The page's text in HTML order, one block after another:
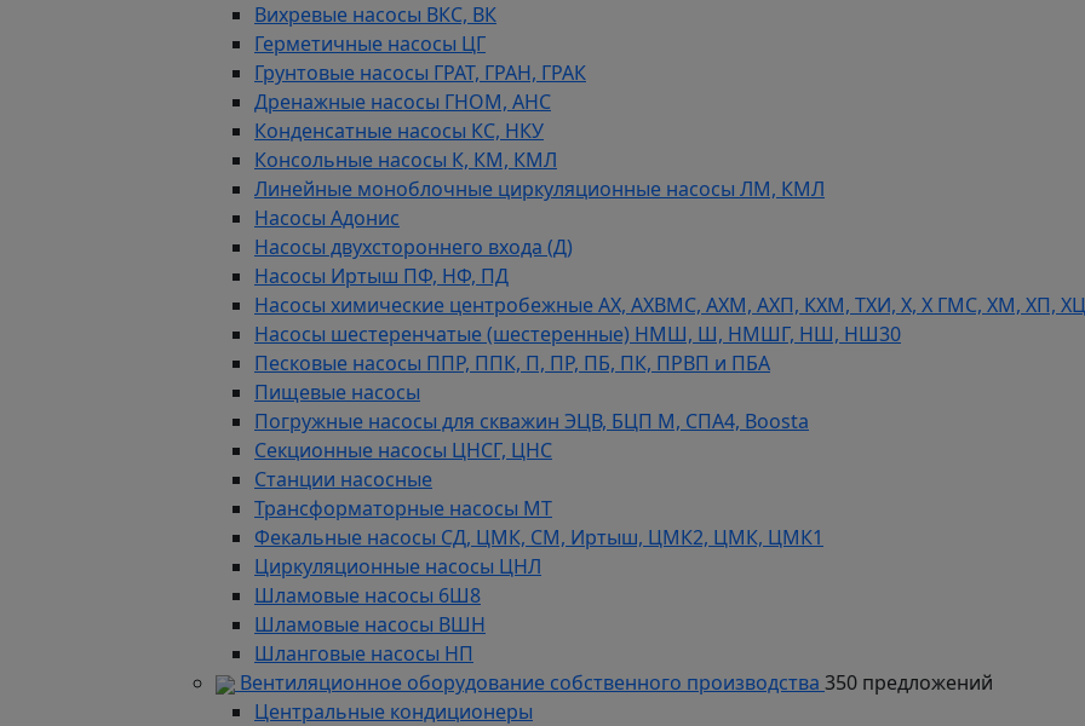
Вихревые насосы ВКС, ВК
Герметичные насосы ЦГ
Грунтовые насосы ГРАТ, ГРАН, ГРАК
Дренажные насосы ГНОМ, АНС
Конденсатные насосы КС, НКУ
Консольные насосы К, КМ, КМЛ
Линейные моноблочные циркуляционные насосы ЛМ, КМЛ
Насосы Адонис
Насосы двухстороннего входа (Д)
Насосы Иртыш ПФ, НФ, ПД
Насосы химические центробежные АХ, АХВМС, АХМ, АХП, КХМ, ТХИ, Х, Х ГМС, ХМ, ХП,
Насосы шестеренчатые (шестеренные) НМШ, Ш, НМШГ, НШ, НШ30
Песковые насосы ППР, ППК, П, ПР, ПБ, ПК, ПРВП и ПБА
Пищевые насосы
Погружные насосы для скважин ЭЦВ, БЦП М, СПА4, Boosta
Секционные насосы ЦНСГ, ЦНС
Станции насосные
Трансформаторные насосы МТ
Фекальные насосы СД, ЦМК, СМ, Иртыш, ЦМК2, ЦМК, ЦМК1
Циркуляционные насосы ЦНЛ
Шламовые насосы 6Ш8
Шламовые насосы ВШН
Шланговые насосы НП
Вентиляционное оборудование собственного производства 350 предложений
Центральные кондиционеры